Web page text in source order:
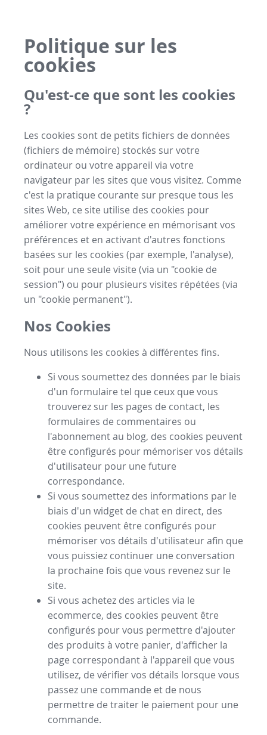
Politique sur les
cookies
Qu'est-ce que sont les cookies
?
Les cookies sont de petits fichiers de données
(fichiers de mémoire) stockés sur votre
ordinateur ou votre appareil via votre
navigateur par les sites que vous visitez. Comme
c'est la pratique courante sur presque tous les
sites Web, ce site utilise des cookies pour
améliorer votre expérience en mémorisant vos
préférences et en activant d'autres fonctions
basées sur les cookies (par exemple, l'analyse),
soit pour une seule visite (via un "cookie de
session") ou pour plusieurs visites répétées (via
un "cookie permanent").
Nos Cookies
Nous utilisons les cookies à différentes fins.
Si vous soumettez des données par le biais
d'un formulaire tel que ceux que vous
trouverez sur les pages de contact, les
formulaires de commentaires ou
l'abonnement au blog, des cookies peuvent
être configurés pour mémoriser vos détails
d'utilisateur pour une future
correspondance.
Si vous soumettez des informations par le
biais d'un widget de chat en direct, des
cookies peuvent être configurés pour
mémoriser vos détails d'utilisateur afin que
vous puissiez continuer une conversation
la prochaine fois que vous revenez sur le
site.
Si vous achetez des articles via le
ecommerce, des cookies peuvent être
configurés pour vous permettre d'ajouter
des produits à votre panier, d'afficher la
page correspondant à l'appareil que vous
utilisez, de vérifier vos détails lorsque vous
passez une commande et de nous
permettre de traiter le paiement pour une
commande.